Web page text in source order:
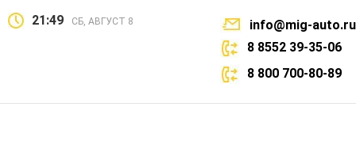
21:49 СБ, АВГУСТ 8
info@mig-auto.ru
8 8552 39-35-06
8 800 700-80-89